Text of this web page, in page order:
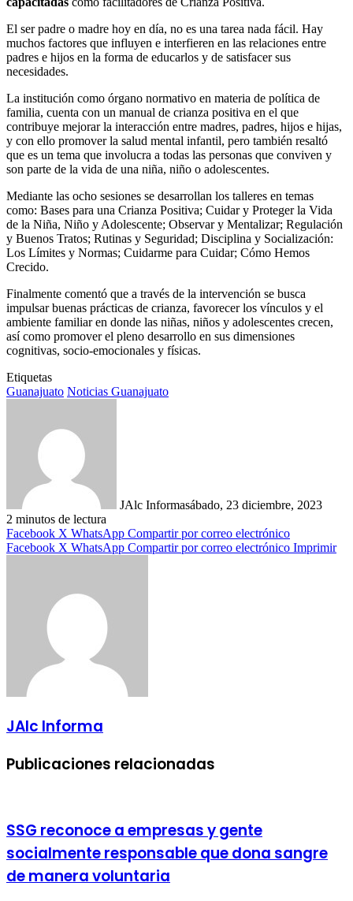
El ser padre o madre hoy en día, no es una tarea nada fácil. Hay
muchos factores que influyen e interfieren en las relaciones entre
padres e hijos en la forma de educarlos y de satisfacer sus
necesidades.
La institución como órgano normativo en materia de política de
familia, cuenta con un manual de crianza positiva en el que
contribuye mejorar la interacción entre madres, padres, hijos e hijas,
y con ello promover la salud mental infantil, pero también resaltó
que es un tema que involucra a todas las personas que conviven y
son parte de la vida de una niña, niño o adolescentes.
Mediante las ocho sesiones se desarrollan los talleres en temas
como: Bases para una Crianza Positiva; Cuidar y Proteger la Vida
de la Niña, Niño y Adolescente; Observar y Mentalizar; Regulación
y Buenos Tratos; Rutinas y Seguridad; Disciplina y Socialización:
Los Límites y Normas; Cuidarme para Cuidar; Cómo Hemos
Crecido.
Finalmente comentó que a través de la intervención se busca
impulsar buenas prácticas de crianza, favorecer los vínculos y el
ambiente familiar en donde las niñas, niños y adolescentes crecen,
así como promover el pleno desarrollo en sus dimensiones
cognitivas, socio-emocionales y físicas.
Etiquetas
Guanajuato Noticias Guanajuato
JAlc Informasábado, 23 diciembre, 2023
2 minutos de lectura
Facebook X WhatsApp Compartir por correo electrónico
Facebook X WhatsApp Compartir por correo electrónico Imprimir
JAlc Informa
Publicaciones relacionadas
SSG reconoce a empresas y gente
socialmente responsable que dona sangre
de manera voluntaria